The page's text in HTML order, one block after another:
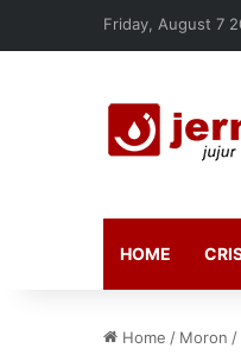
Friday, August 7
HOME
Home / Moron /